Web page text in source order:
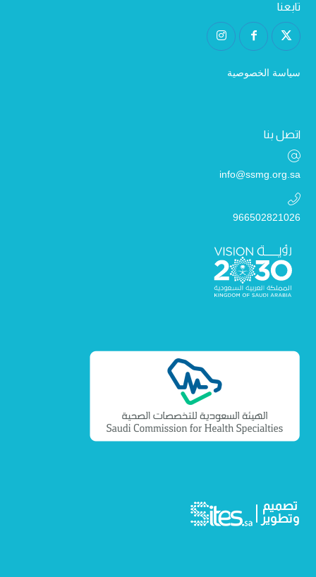
تابعنا
سياسة الخصوصية
اتصل بنا
info@ssmg.org.sa
966502821026